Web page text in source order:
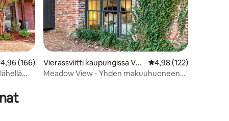
arvio 4,96/5, 166 arvostelua
4,96 (166)
Vierassviitti kaupungissa Ves
tavia Hills
Keskimääräinen arvio
4,98 (122)
Meadow View - Yhden makuuhuoneen